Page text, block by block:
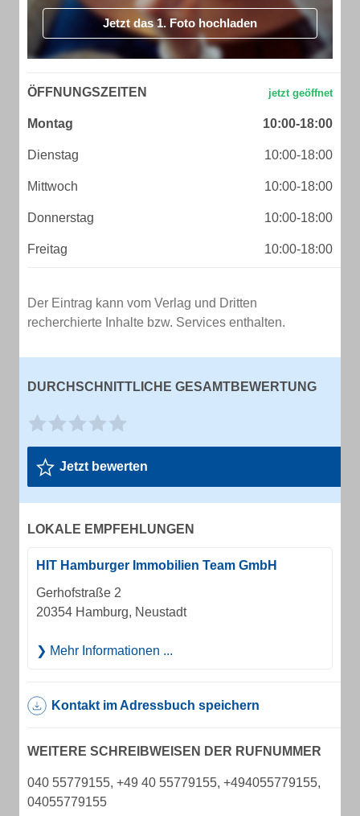
Jetzt das 1. Foto hochladen
ÖFFNUNGSZEITEN
Montag 10:00-18:00
Dienstag 10:00-18:00
Mittwoch 10:00-18:00
Donnerstag 10:00-18:00
Freitag 10:00-18:00
Der Eintrag kann vom Verlag und Dritten
recherchierte Inhalte bzw. Services enthalten.
DURCHSCHNITTLICHE GESAMTBEWERTUNG
Jetzt bewerten
LOKALE EMPFEHLUNGEN
HIT Hamburger Immobilien Team GmbH
Gerhofstraße 2
20354 Hamburg, Neustadt
Mehr Informationen ...
Kontakt im Adressbuch speichern
WEITERE SCHREIBWEISEN DER RUFNUMMER
040 55779155, +49 40 55779155, +494055779155,
04055779155